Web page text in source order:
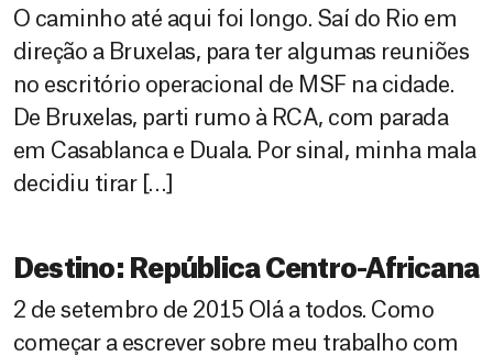
O caminho até aqui foi longo. Saí do Rio em
direção a Bruxelas, para ter algumas reuniões
no escritório operacional de MSF na cidade.
De Bruxelas, parti rumo à RCA, com parada
em Casablanca e Duala. Por sinal, minha mala
decidiu tirar […]
Destino: República Centro-Africana
2 de setembro de 2015 Olá a todos. Como
começar a escrever sobre meu trabalho com